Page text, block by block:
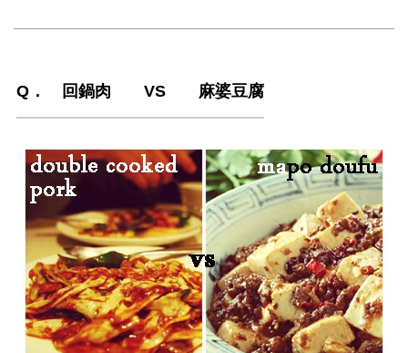
Q． 回鍋肉 VS 麻婆豆腐